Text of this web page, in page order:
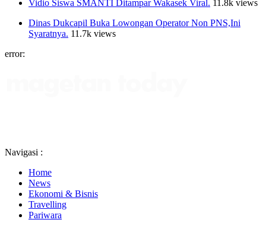
Vidio Siswa SMANTI Ditampar Wakasek Viral. 11.8k views
Dinas Dukcapil Buka Lowongan Operator Non PNS,Ini
Syaratnya. 11.7k views
error:
Navigasi :
Home
News
Ekonomi & Bisnis
Travelling
Pariwara